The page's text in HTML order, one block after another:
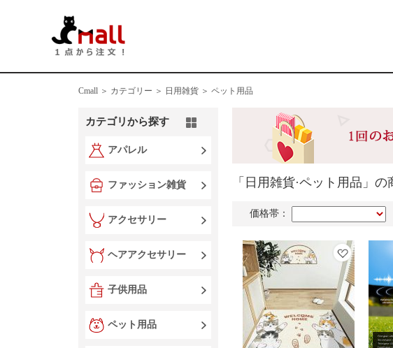
Cmall ＞ カテゴリー ＞ 日用雑貨 ＞ ペット用品
カテゴリから探す
アパレル
ファッション雑貨
アクセサリー
ヘアアクセサリー
子供用品
ペット用品
「日用雑貨·ペット用品」の
価格帯：